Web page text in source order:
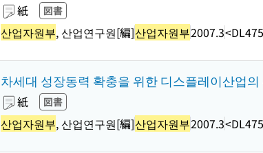
紙 図書
산업자원부, 산업연구원[編]산업자원부2007.3
차세대 성장동력 확충을 위한 디스플레이산업
紙 図書
산업자원부, 산업연구원[編]산업자원부2007.3